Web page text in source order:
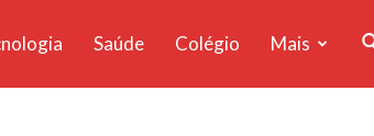
Saúde Colégio Mais